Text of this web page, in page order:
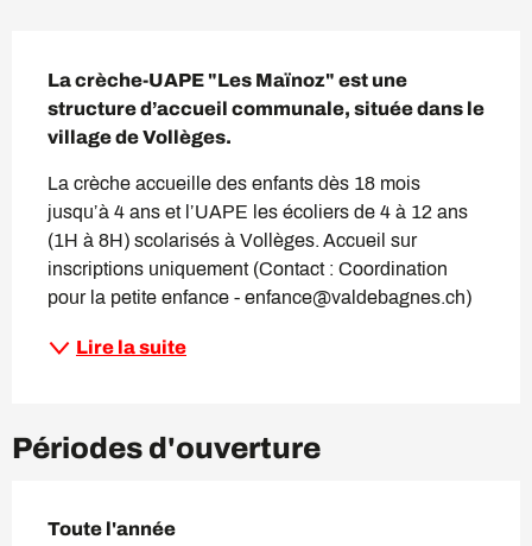
La crèche-UAPE "Les Maïnoz" est une
structure d’accueil communale, située dans le
village de Vollèges.
La crèche accueille des enfants dès 18 mois
jusqu’à 4 ans et l’UAPE les écoliers de 4 à 12 ans
(1H à 8H) scolarisés à Vollèges. Accueil sur
inscriptions uniquement (Contact : Coordination
pour la petite enfance - enfance@valdebagnes.ch)
Lire la suite
Périodes d'ouverture
Toute l'année
Toute l'année